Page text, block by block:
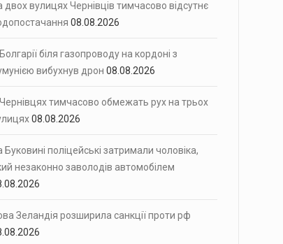
двох вулицях Чернівців тимчасово відсутнє
08.08.2026
біля газопроводу на кордоні з
вибухнув дрон 08.08.2026
тимчасово обмежать рух на трьох
08.08.2026
Буковині поліцейські затримали чоловіка,
незаконно заволодів автомобілем
Зеландія розширила санкції проти рф